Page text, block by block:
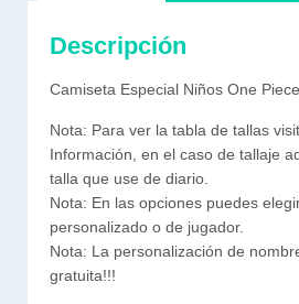
Descripción
Camiseta Especial Niños One Piece
Nota: Para ver la tabla de tallas
Información, en el caso de tallaje
talla que use de diario.
Nota: En las opciones puedes
personalizado o de jugador.
Nota: La personalización de
gratuita!!!